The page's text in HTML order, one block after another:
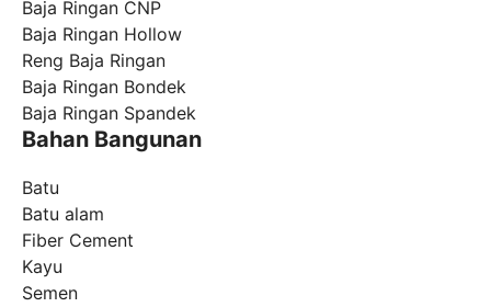
Baja Ringan CNP
Baja Ringan Hollow
Reng Baja Ringan
Baja Ringan Bondek
Baja Ringan Spandek
Bahan Bangunan
Batu
Batu alam
Fiber Cement
Kayu
Semen